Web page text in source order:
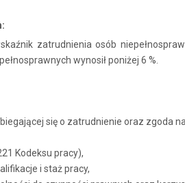
zatrudnienia osób
wynosił poniżej 6 %.
się o zatrudnienie oraz zgoda
Kodeksu pracy),
i staż pracy,